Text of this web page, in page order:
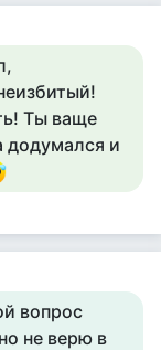
Ты ваще
додумался и
вопрос
не верю в